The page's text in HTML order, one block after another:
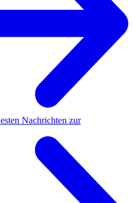
Nachrichten zur